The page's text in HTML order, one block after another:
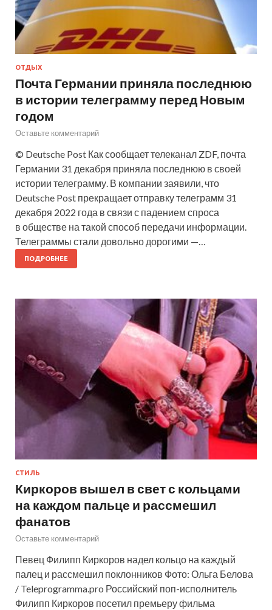
ОТДЫХ
Почта Германии приняла последнюю
в истории телеграмму перед Новым
годом
Оставьте комментарий
© Deutsche Post Как сообщает телеканал ZDF, почта
Германии 31 декабря приняла последнюю в своей
истории телеграмму. В компании заявили, что
Deutsche Post прекращает отправку телеграмм 31
декабря 2022 года в связи с падением спроса
в обществе на такой способ передачи информации.
Телеграммы стали довольно дорогими —…
ПОДРОБНЕЕ
СТИЛЬ
Киркоров вышел в свет с кольцами
на каждом пальце и рассмешил
фанатов
Оставьте комментарий
Певец Филипп Киркоров надел кольцо на каждый
палец и рассмешил поклонников Фото: Ольга Белова
/ Teleprogramma.pro Российский поп-исполнитель
Филипп Киркоров посетил премьеру фильма